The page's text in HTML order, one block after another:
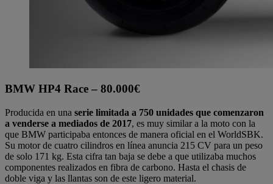
BMW HP4 Race – 80.000€
Producida en una serie limitada a 750 unidades que comenzaron
a venderse a mediados de 2017, es muy similar a la moto con la
que BMW participaba entonces de manera oficial en el WorldSBK.
Su motor de cuatro cilindros en línea anuncia 215 CV para un peso
de solo 171 kg. Esta cifra tan baja se debe a que utilizaba muchos
componentes realizados en fibra de carbono. Hasta el chasis de
doble viga y las llantas son de este ligero material.